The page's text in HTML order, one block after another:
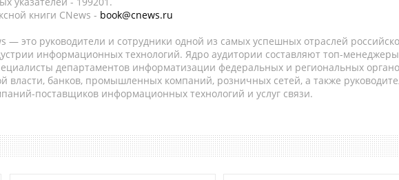
книги CNews - book@cnews.ru
— это руководители и сотрудники одной из самых успешных отраслей
информационных технологий. Ядро аудитории составляют топ-
департаментов информатизации федеральных и региональных
власти, банков, промышленных компаний, розничных сетей, а также
поставщиков информационных технологий и услуг связи.